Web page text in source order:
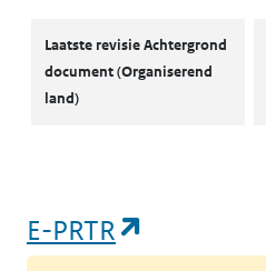
Laatste revisie Achtergrond
document (Organiserend
land)
E-PRTR